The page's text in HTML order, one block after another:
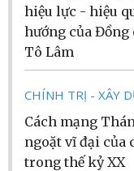
hiệu lực - hiệu
hướng của Đồng
Tô Lâm
CHÍNH TRỊ - XÂY
Cách mạng
ngoặt vĩ đại của
trong thế kỷ XX